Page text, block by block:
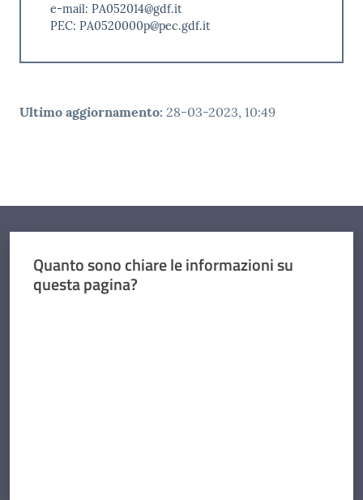
e-mail: PA052014@gdf.it
PEC: PA0520000p@pec.gdf.it
Ultimo aggiornamento: 28-03-2023, 10:49
Quanto sono chiare le informazioni su
questa pagina?